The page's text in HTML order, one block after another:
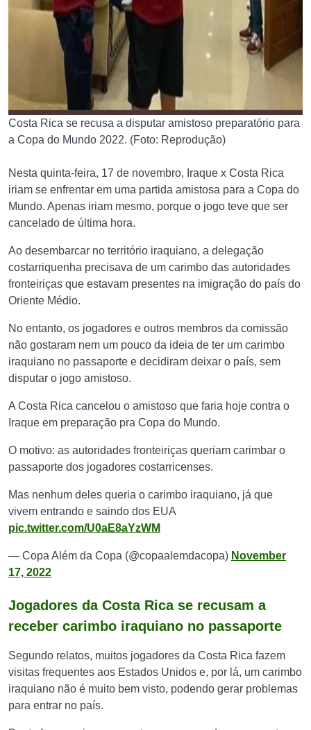
Costa Rica se recusa a disputar amistoso preparatório para
a Copa do Mundo 2022. (Foto: Reprodução)
Nesta quinta-feira, 17 de novembro, Iraque x Costa Rica
iriam se enfrentar em uma partida amistosa para a Copa do
Mundo. Apenas iriam mesmo, porque o jogo teve que ser
cancelado de última hora.
Ao desembarcar no território iraquiano, a delegação
costarriquenha precisava de um carimbo das autoridades
fronteiriças que estavam presentes na imigração do país do
Oriente Médio.
No entanto, os jogadores e outros membros da comissão
não gostaram nem um pouco da ideia de ter um carimbo
iraquiano no passaporte e decidiram deixar o país, sem
disputar o jogo amistoso.
A Costa Rica cancelou o amistoso que faria hoje contra o
Iraque em preparação pra Copa do Mundo.
O motivo: as autoridades fronteiriças queriam carimbar o
passaporte dos jogadores costarricenses.
Mas nenhum deles queria o carimbo iraquiano, já que
vivem entrando e saindo dos EUA
pic.twitter.com/U0aE8aYzWM
— Copa Além da Copa (@copaalemdacopa) November
17, 2022
Jogadores da Costa Rica se recusam a
receber carimbo iraquiano no passaporte
Segundo relatos, muitos jogadores da Costa Rica fazem
visitas frequentes aos Estados Unidos e, por lá, um carimbo
iraquiano não é muito bem visto, podendo gerar problemas
para entrar no país.